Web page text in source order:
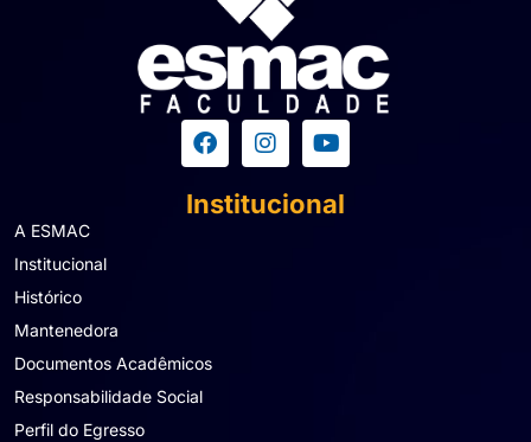
Institucional
A ESMAC
Institucional
Histórico
Mantenedora
Documentos Acadêmicos
Responsabilidade Social
Perfil do Egresso